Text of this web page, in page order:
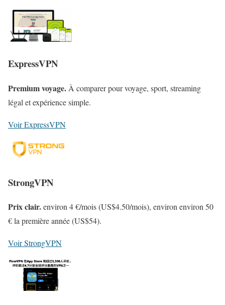
ExpressVPN
Premium voyage. À comparer pour voyage, sport, streaming
légal et expérience simple.
Voir ExpressVPN
StrongVPN
Prix clair.environ 4 €/mois (US$4.50/mois), environ environ 50
€ la première année (US$54).
Voir StrongVPN